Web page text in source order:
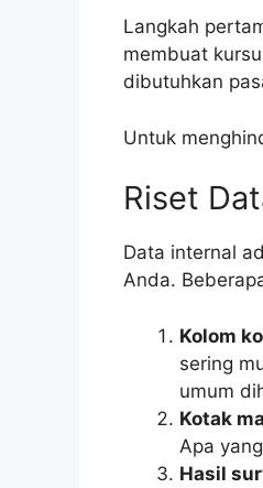
Langkah
membuat
dibutuhkan
Untuk
Riset
Data internal
Anda.
Kolom
sering
umum
Kotak
Apa
Hasil